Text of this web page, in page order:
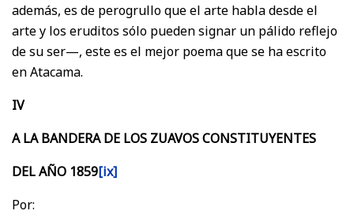
además, es de perogrullo que el arte habla desde el
arte y los eruditos sólo pueden signar un pálido reflejo
de su ser—, este es el mejor poema que se ha escrito
en Atacama.
IV
A LA BANDERA DE LOS ZUAVOS CONSTITUYENTES
DEL AÑO 1859[ix]
Por: